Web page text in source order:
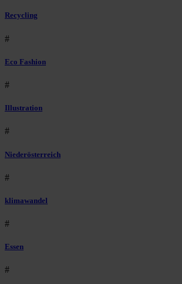
Recycling
#
Eco Fashion
#
Illustration
#
Niederösterreich
#
klimawandel
#
Essen
#